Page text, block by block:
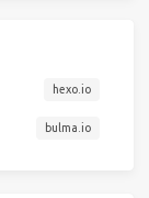
hexo.io
bulma.io